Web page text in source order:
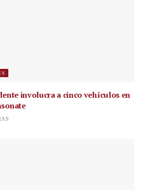
involucra a cinco vehículos en